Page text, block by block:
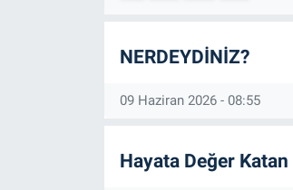
NERDEYDİNİZ?
09 Haziran 2026 - 08:55
Hayata Değer Katan